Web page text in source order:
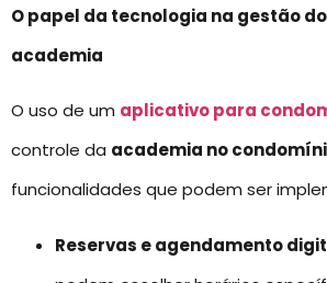
O papel da tecnologia na gestão
academia
O uso de um aplicativo para
controle da academia no
funcionalidades que podem ser
Reservas e agendamento